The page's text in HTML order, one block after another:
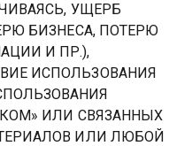
УЩЕРБ
БИЗНЕСА, ПОТЕРЮ
И ПР.),
ИСПОЛЬЗОВАНИЯ
ИЛИ СВЯЗАННЫХ
ИЛИ ЛЮБОЙ